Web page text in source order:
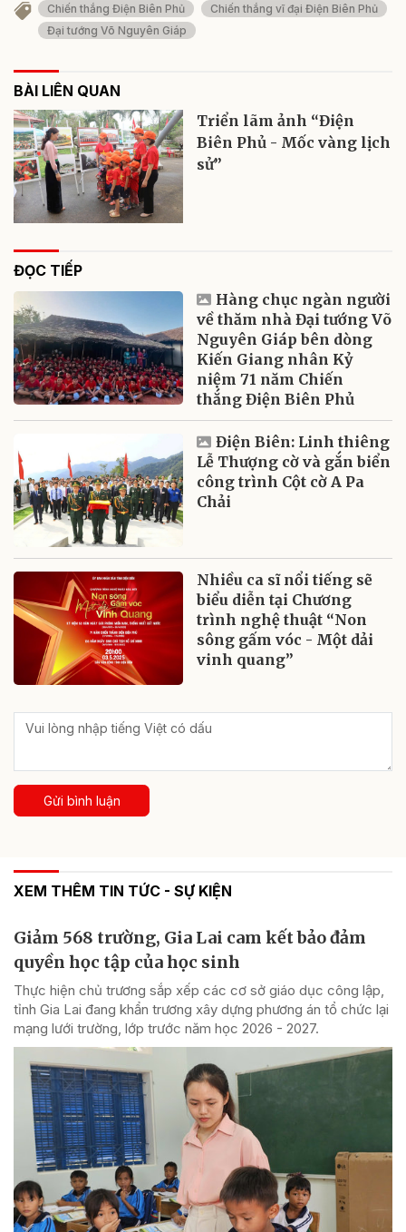
Chiến thắng Điện Biên Phủ
Chiến thắng vĩ đại Điện Biên Phủ
Đại tướng Võ Nguyên Giáp
BÀI LIÊN QUAN
Triển lãm ảnh “Điện
Biên Phủ - Mốc vàng lịch
sử”
ĐỌC TIẾP
Hàng chục ngàn người
về thăm nhà Đại tướng Võ
Nguyên Giáp bên dòng
Kiến Giang nhân Kỷ
niệm 71 năm Chiến
thắng Điện Biên Phủ
Điện Biên: Linh thiêng
Lễ Thượng cờ và gắn biển
công trình Cột cờ A Pa
Chải
Nhiều ca sĩ nổi tiếng sẽ
biểu diễn tại Chương
trình nghệ thuật “Non
sông gấm vóc - Một dải
vinh quang”
Gửi bình luận
XEM THÊM TIN TỨC - SỰ KIỆN
Giảm 568 trường, Gia Lai cam kết bảo đảm
quyền học tập của học sinh
Thực hiện chủ trương sắp xếp các cơ sở giáo dục công lập,
tỉnh Gia Lai đang khẩn trương xây dựng phương án tổ chức lại
mạng lưới trường, lớp trước năm học 2026 - 2027.